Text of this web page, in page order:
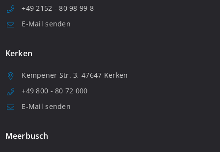
+49 2152 - 80 98 99 8
E-Mail senden
Kerken
Kempener Str. 3, 47647 Kerken
+49 800 - 80 72 000
E-Mail senden
Meerbusch